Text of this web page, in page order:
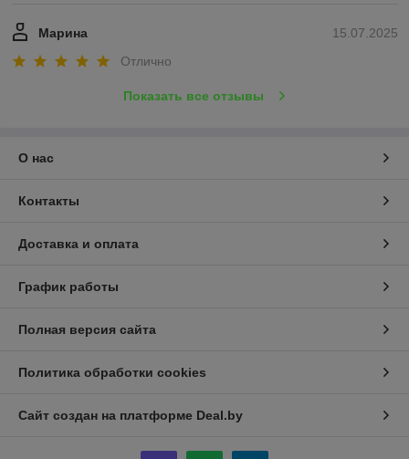
15.07.2025
Марина
Отлично
Показать все отзывы
О нас
Контакты
Доставка и оплата
График работы
Полная версия сайта
Политика обработки cookies
Сайт создан на платформе Deal.by